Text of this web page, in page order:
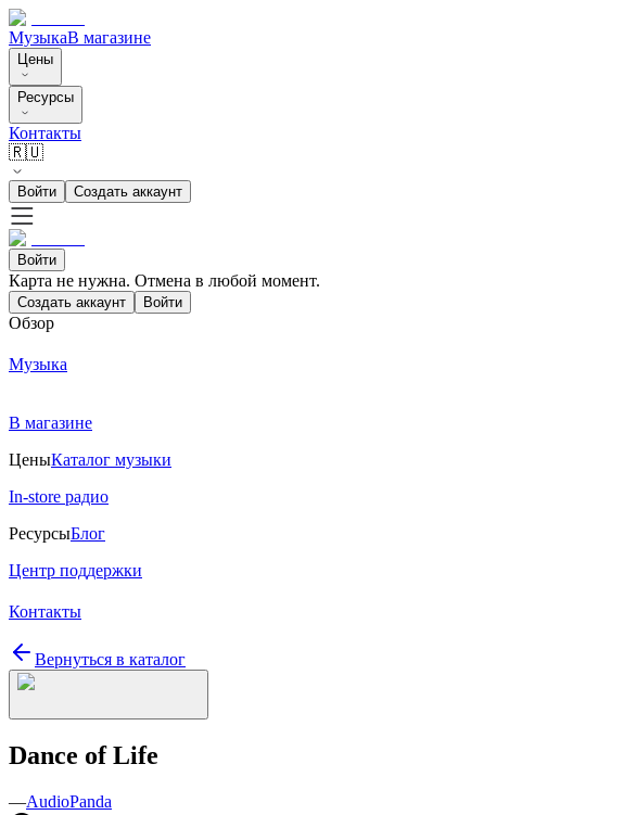
МузыкаВ магазине
Цены
Ресурсы
Контакты
🇷🇺
Войти Создать аккаунт
Войти
Карта не нужна. Отмена в любой момент.
Создать аккаунт Войти
Обзор
Музыка
В магазине
ЦеныКаталог музыки
In-store радио
РесурсыБлог
Центр поддержки
Контакты
Вернуться в каталог
Dance of Life
—AudioPanda